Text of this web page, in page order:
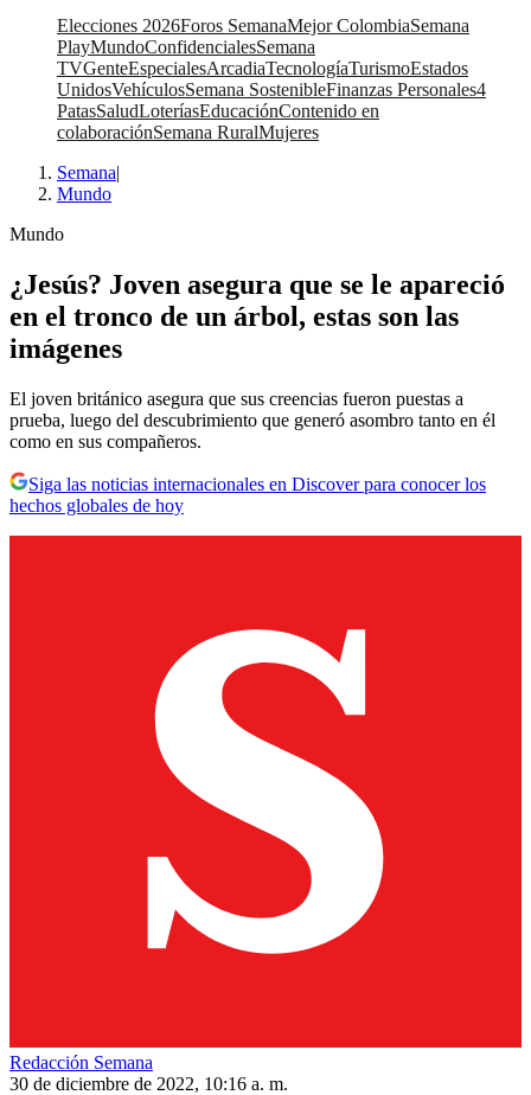
Elecciones 2026Foros SemanaMejor ColombiaSemana
PlayMundoConfidencialesSemana
TVGenteEspecialesArcadiaTecnologíaTurismoEstados
UnidosVehículosSemana SostenibleFinanzas Personales4
PatasSaludLoteríasEducaciónContenido en
colaboraciónSemana RuralMujeres
Semana|
Mundo
Mundo
¿Jesús? Joven asegura que se le apareció
en el tronco de un árbol, estas son las
imágenes
El joven británico asegura que sus creencias fueron puestas a
prueba, luego del descubrimiento que generó asombro tanto en él
como en sus compañeros.
Siga las noticias internacionales en Discover para conocer los
hechos globales de hoy
Redacción Semana
30 de diciembre de 2022, 10:16 a. m.